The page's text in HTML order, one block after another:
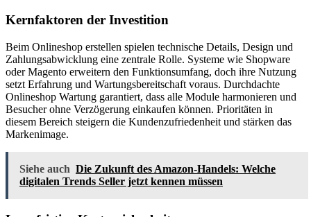
Kernfaktoren der Investition
Beim Onlineshop erstellen spielen technische Details, Design und
Zahlungsabwicklung eine zentrale Rolle. Systeme wie Shopware
oder Magento erweitern den Funktionsumfang, doch ihre Nutzung
setzt Erfahrung und Wartungsbereitschaft voraus. Durchdachte
Onlineshop Wartung garantiert, dass alle Module harmonieren und
Besucher ohne Verzögerung einkaufen können. Prioritäten in
diesem Bereich steigern die Kundenzufriedenheit und stärken das
Markenimage.
Siehe auch Die Zukunft des Amazon-Handels: Welche
digitalen Trends Seller jetzt kennen müssen